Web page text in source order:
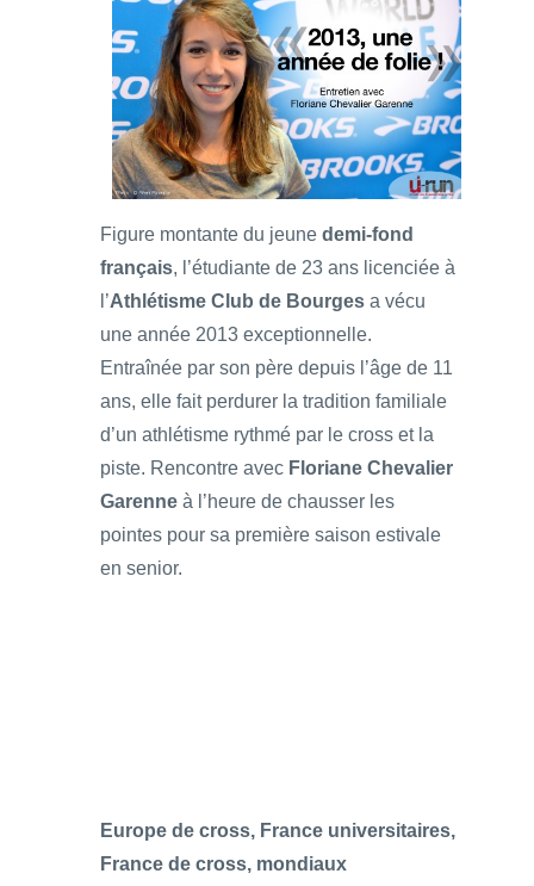
Figure montante du jeune demi-fond
français, l’étudiante de 23 ans licenciée à
l’Athlétisme Club de Bourges a vécu
une année 2013 exceptionnelle.
Entraînée par son père depuis l’âge de 11
ans, elle fait perdurer la tradition familiale
d’un athlétisme rythmé par le cross et la
piste. Rencontre avec Floriane Chevalier
Garenne à l’heure de chausser les
pointes pour sa première saison estivale
en senior.
Europe de cross, France universitaires,
France de cross, mondiaux